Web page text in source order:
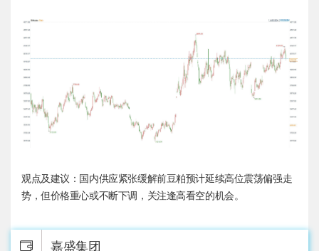
观点及建议：国内供应紧张缓解前豆粕预计延续高位震荡偏强走
势，但价格重心或不断下调，关注逢高看空的机会。
嘉盛集团